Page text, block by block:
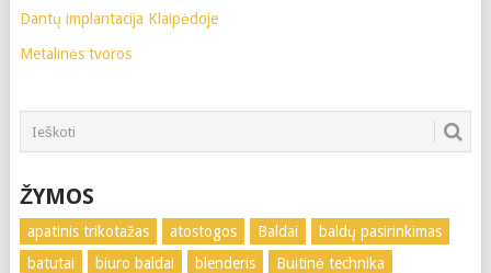
Dantų implantacija Klaipėdoje
Metalinės tvoros
ŽYMOS
apatinis trikotažas atostogos Baldai
baldų pasirinkimas
batutai
biuro baldai blenderis
Buitinė technika